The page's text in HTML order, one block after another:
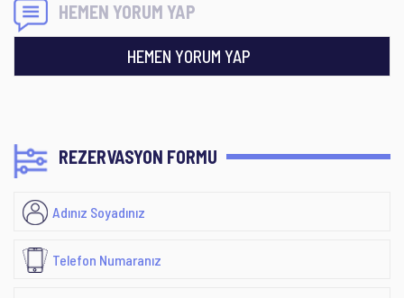
HEMEN YORUM YAP
HEMEN YORUM YAP
REZERVASYON FORMU